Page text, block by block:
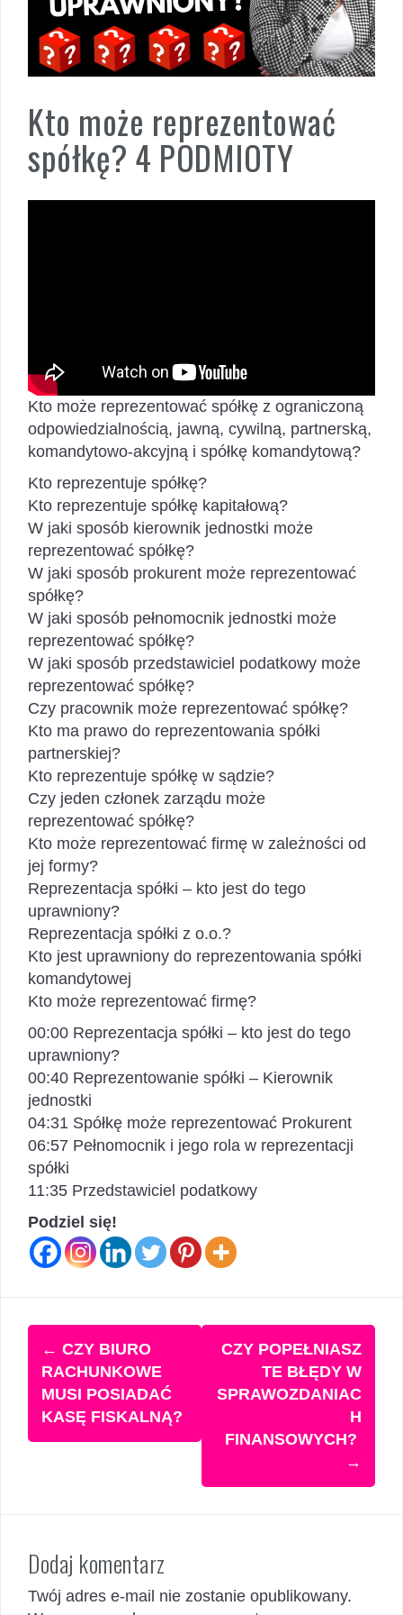
Kto może reprezentować
spółkę? 4 PODMIOTY
Kto może reprezentować spółkę z ograniczoną
odpowiedzialnością, jawną, cywilną, partnerską,
komandytowo-akcyjną i spółkę komandytową?
Kto reprezentuje spółkę?
Kto reprezentuje spółkę kapitałową?
W jaki sposób kierownik jednostki może
reprezentować spółkę?
W jaki sposób prokurent może reprezentować
spółkę?
W jaki sposób pełnomocnik jednostki może
reprezentować spółkę?
W jaki sposób przedstawiciel podatkowy może
reprezentować spółkę?
Czy pracownik może reprezentować spółkę?
Kto ma prawo do reprezentowania spółki
partnerskiej?
Kto reprezentuje spółkę w sądzie?
Czy jeden członek zarządu może
reprezentować spółkę?
Kto może reprezentować firmę w zależności od
jej formy?
Reprezentacja spółki – kto jest do tego
uprawniony?
Reprezentacja spółki z o.o.?
Kto jest uprawniony do reprezentowania spółki
komandytowej
Kto może reprezentować firmę?
00:00 Reprezentacja spółki – kto jest do tego
uprawniony?
00:40 Reprezentowanie spółki – Kierownik
jednostki
04:31 Spółkę może reprezentować Prokurent
06:57 Pełnomocnik i jego rola w reprezentacji
spółki
11:35 Przedstawiciel podatkowy
Podziel się!
Zobacz
wpisy
← CZY BIURO
RACHUNKOWE
MUSI POSIADAĆ
KASĘ FISKALNĄ?
CZY POPEŁNIASZ
TE BŁĘDY W
SPRAWOZDANIAC
H
FINANSOWYCH?
→
Dodaj komentarz
Twój adres e-mail nie zostanie opublikowany.